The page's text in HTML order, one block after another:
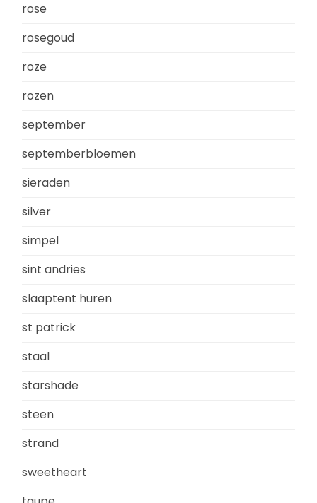
rose
rosegoud
roze
rozen
september
septemberbloemen
sieraden
silver
simpel
sint andries
slaaptent huren
st patrick
staal
starshade
steen
strand
sweetheart